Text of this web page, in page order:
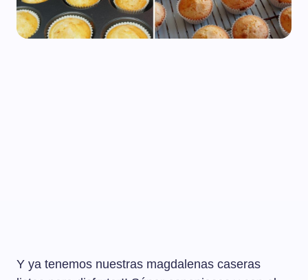
Y ya tenemos nuestras magdalenas caseras